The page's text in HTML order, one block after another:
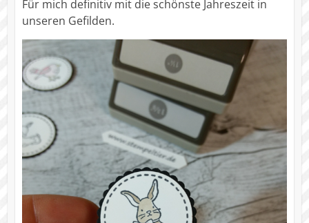
Für mich definitiv mit die schönste Jahreszeit in
unseren Gefilden.